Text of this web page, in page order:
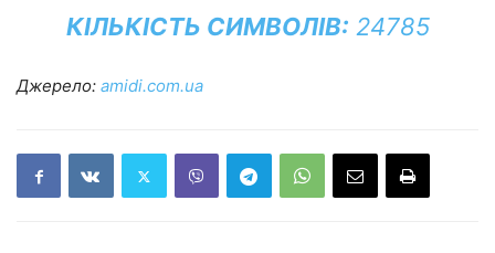
КІЛЬКІСТЬ СИМВОЛІВ: 24785
Джерело: amidi.com.ua